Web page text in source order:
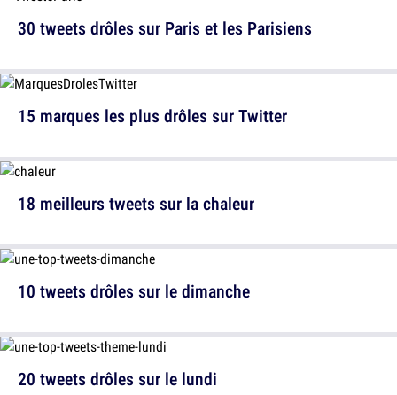
30 tweets drôles sur Paris et les Parisiens
18 meilleurs tweets sur la chaleur
20 tweets drôles sur le lundi
15 marques les plus drôles sur Twitter
10 tweets drôles sur le dimanche